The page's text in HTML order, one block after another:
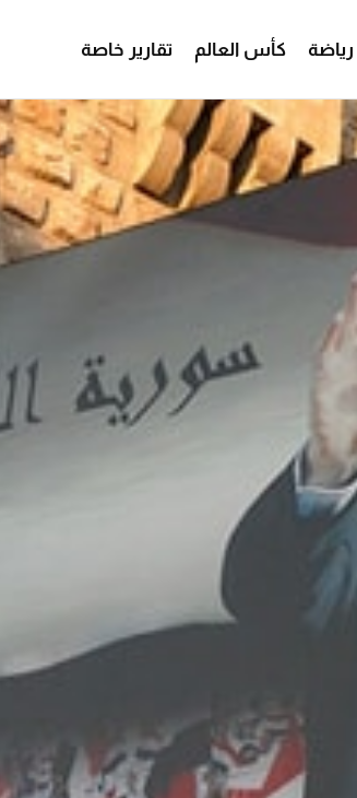
رياضة كأس العالم تقارير خاصة